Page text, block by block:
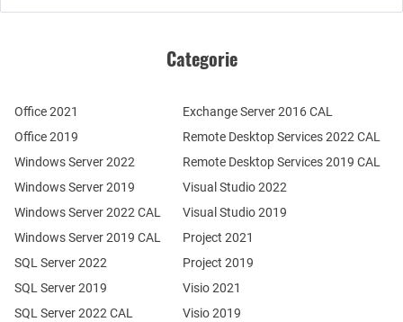
Categorie
Office 2021
Office 2019
Windows Server 2022
Windows Server 2019
SQL Server 2022
SQL Server 2019
Windows Server 2022 CAL
Windows Server 2019 CAL
SQL Server 2022 CAL
Remote Desktop Services 2022 CAL
Remote Desktop Services 2019 CAL
Exchange Server 2016 CAL
Visual Studio 2022
Visual Studio 2019
Project 2021
Project 2019
Visio 2021
Visio 2019